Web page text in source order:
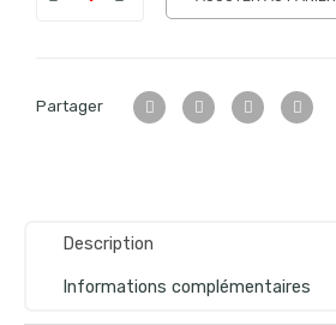
Partager
Description
Informations complémentaires